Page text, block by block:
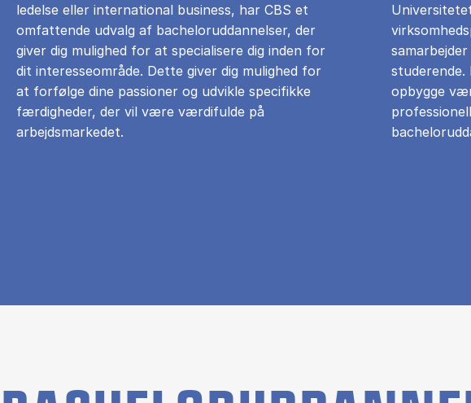
ledelse eller international business, har CBS et
omfattende udvalg af bacheloruddannelser, der
giver dig mulighed for at specialisere dig inden for
dit interesseområde. Dette giver dig mulighed for
at forfølge dine passioner og udvikle specifikke
færdigheder, der vil være værdifulde på
arbejdsmarkedet.
studerende.
opbygge